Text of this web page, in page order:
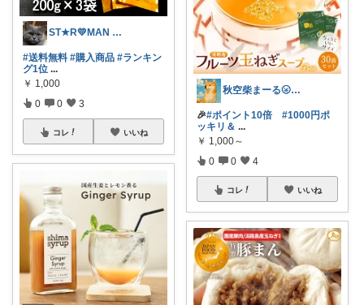
ST★R💛MAN ＠ コスパは大事！
#送料無料 #購入商品 #ランキン
グ1位 ...
￥ 1,000
0 0 3
コレ いいね
秋空柴まーる🌝優しい暮らしアイテム🐾
🎉#ポイント10倍
#1000円ポ
ッキリ＆ ...
￥ 1,000～
0 0 4
コレ いいね